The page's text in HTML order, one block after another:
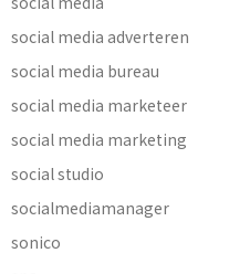
social media adverteren
social media bureau
social media marketeer
social media marketing
social studio
socialmediamanager
sonico